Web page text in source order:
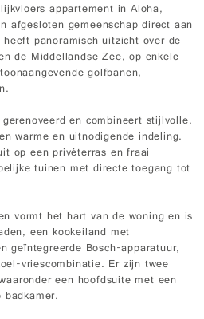
appartement in Aloha,
afgesloten gemeenschap direct aan
panoramisch uitzicht over de
de Middellandse Zee, op enkele
golfbanen,
en combineert stijlvolle,
warme en uitnodigende indeling.
op een privéterras en fraai
tuinen met directe toegang tot
vormt het hart van de woning en is
een kookeiland met
geïntegreerde Bosch-apparatuur,
vriescombinatie. Er zijn twee
een hoofdsuite met een